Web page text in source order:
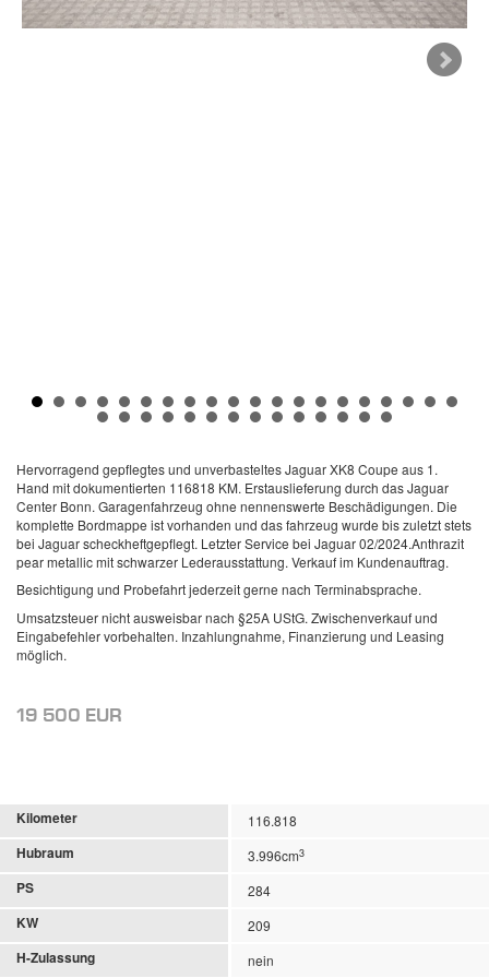
Hervorragend gepflegtes und unverbasteltes Jaguar XK8 Coupe aus 1.
Hand mit dokumentierten 116818 KM. Erstauslieferung durch das Jaguar
Center Bonn. Garagenfahrzeug ohne nennenswerte Beschädigungen. Die
komplette Bordmappe ist vorhanden und das fahrzeug wurde bis zuletzt stets
bei Jaguar scheckheftgepflegt. Letzter Service bei Jaguar 02/2024.Anthrazit
pear metallic mit schwarzer Lederausstattung. Verkauf im Kundenauftrag.
Besichtigung und Probefahrt jederzeit gerne nach Terminabsprache.
Umsatzsteuer nicht ausweisbar nach §25A UStG. Zwischenverkauf und
Eingabefehler vorbehalten. Inzahlungnahme, Finanzierung und Leasing
möglich.
19 500 EUR
Kilometer 116.818
Hubraum 3.996cm3
PS 284
KW 209
H-Zulassung nein